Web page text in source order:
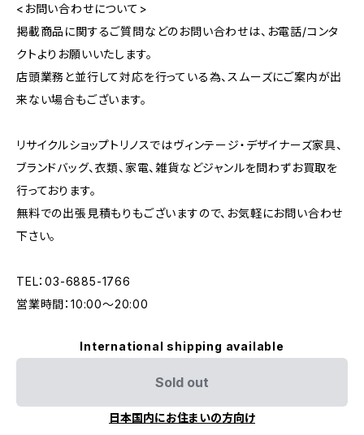
<お問い合わせについて>
掲載商品に関するご質問などのお問い合わせは、お電話/コンタ
クトよりお願いいたします。
店頭業務と並行して対応を行っている為、スムーズにご案内が出
来ない場合もございます。
リサイクルショップトリノスではヴィンテージ・デザイナーズ家具、
ブランドバッグ、衣類、家電、雑貨などジャンルを問わずお買取を
行っております。
無料での出張見積もりもございますので、お気軽にお問い合わせ
下さい。
TEL：03-6885-1766
営業時間：10:00〜20:00
International shipping available
Sold out
日本国内にお住まいの方向け